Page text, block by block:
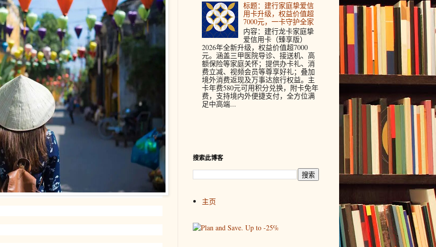
标题：建行家庭挚爱信
用卡升级，权益价值超
7000元，一卡守护全家
内容：建行龙卡家庭挚
爱信用卡（臻享版）
2026年全新升级，权益价值超7000
元。涵盖三甲医院导诊、接送机、高
额保险等家庭关怀；提供办卡礼、消
费立减、视频会员等尊享好礼；叠加
境外消费返现及万事达旅行权益。主
卡年费580元可用积分兑换，附卡免年
费，支持境内外便捷支付，全方位满
足中高端...
搜索此博客
主页